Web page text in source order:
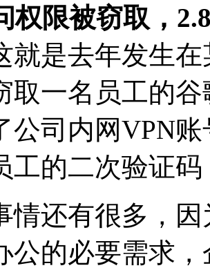
权限被窃取，
就是去年发生
取一名员工的
公司内网VPN
工的二次验证
情还有很多，
公的必要需求